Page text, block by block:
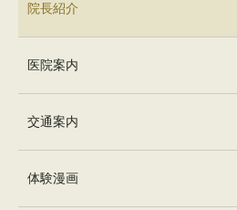
院長紹介
医院案内
交通案内
体験漫画